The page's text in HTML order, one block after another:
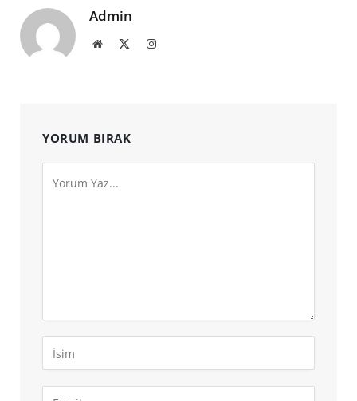
Admin
Website Instagram
YORUM BIRAK